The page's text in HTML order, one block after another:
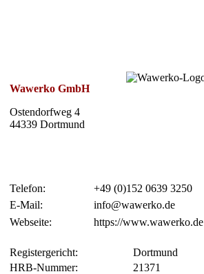
Wawerko GmbH
Ostendorfweg 4
44339 Dortmund
Telefon:
+49 (0)152 0639 3250
E-Mail:
info@wawerko.de
Webseite:
https://www.wawerko.de
Registergericht:
Dortmund
HRB-Nummer:
21371